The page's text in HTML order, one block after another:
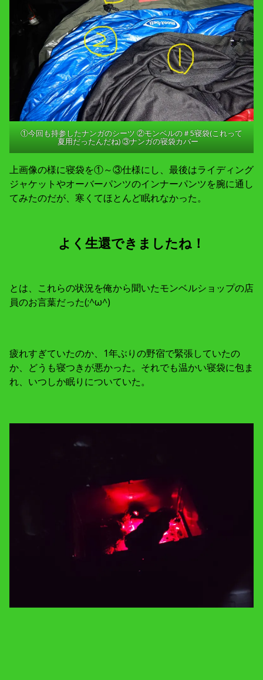
①今回も持参したナンガのシーツ ②モンベルの＃5寝袋(これって
夏用だったんだね) ③ナンガの寝袋カバー
上画像の様に寝袋を①～③仕様にし、最後はライディング
ジャケットやオーバーパンツのインナーパンツを腕に通し
てみたのだが、寒くてほとんど眠れなかった。
よく生還できましたね！
とは、これらの状況を俺から聞いたモンベルショップの店
員のお言葉だった(;^ω^)
疲れすぎていたのか、1年ぶりの野宿で緊張していたの
か、どうも寝つきが悪かった。それでも温かい寝袋に包ま
れ、いつしか眠りについていた。